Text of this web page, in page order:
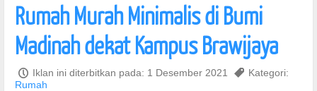
Rumah Murah Minimalis di Bumi
Madinah dekat Kampus Brawijaya
P Iklan ini diterbitkan pada: 1 Desember 2021 , Kategori:
Rumah